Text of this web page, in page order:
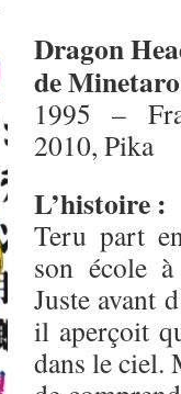
Dragon
de
1995 –
2010, Pika
L’histoire :
Teru part
son école
Juste avant
il aperçoit
dans le ciel.